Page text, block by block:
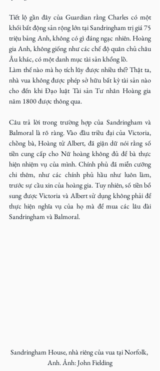
Tiết lộ gần đây của Guardian rằng Charles có một
khối bất động sản rộng lớn tại Sandringham trị giá 75
triệu bảng Anh, không có gì đáng ngạc nhiên. Hoàng
gia Anh, không giống như các chế độ quân chủ châu
Âu khác, có một danh mục tài sản khổng lồ.
Làm thế nào mà họ tích lũy được nhiều thế? Thật ta,
nhà vua không được phép sở hữu bất kỳ tài sản nào
cho đến khi Đạo luật Tài sản Tư nhân Hoàng gia
năm 1800 được thông qua.
Câu trả lời trong trường hợp của Sandringham và
Balmoral là rõ ràng. Vào đầu triều đại của Victoria,
chồng bà, Hoàng tử Albert, đã giận dữ nói rằng số
tiền cung cấp cho Nữ hoàng không đủ để bà thực
hiện nhiệm vụ của mình. Chính phủ đã miễn cưỡng
chi thêm, như các chính phủ hầu như luôn làm,
trước sự cầu xin của hoàng gia. Tuy nhiên, số tiền bổ
sung được Victoria và Albert sử dụng không phải để
thực hiện nghĩa vụ của họ mà để mua các lâu đài
Sandringham và Balmoral.
Sandringham House, nhà riêng của vua tại Norfolk,
Anh. Ảnh: John Fielding